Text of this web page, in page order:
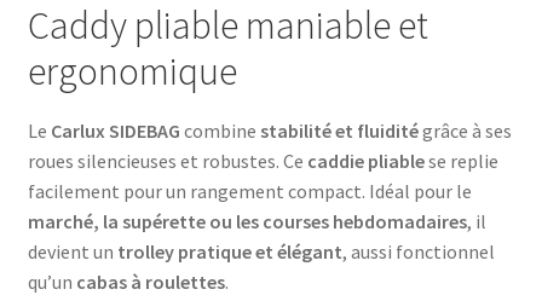
Caddy pliable maniable et
ergonomique
Le Carlux SIDEBAG combine stabilité et fluiditégrâce à ses
roues silencieuses et robustes. Ce caddie pliablese replie
facilement pour un rangement compact. Idéal pour le
marché, la supérette ou les courses hebdomadaires, il
devient un trolley pratique et élégant, aussi fonctionnel
qu’un cabas à roulettes.